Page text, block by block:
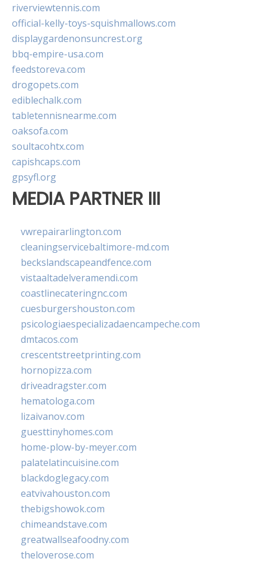
riverviewtennis.com
official-kelly-toys-squishmallows.com
displaygardenonsuncrest.org
bbq-empire-usa.com
feedstoreva.com
drogopets.com
ediblechalk.com
tabletennisnearme.com
oaksofa.com
soultacohtx.com
capishcaps.com
gpsyfl.org
MEDIA PARTNER III
vwrepairarlington.com
cleaningservicebaltimore-md.com
beckslandscapeandfence.com
vistaaltadelveramendi.com
coastlinecateringnc.com
cuesburgershouston.com
psicologiaespecializadaencampeche.com
dmtacos.com
crescentstreetprinting.com
hornopizza.com
driveadragster.com
hematologa.com
lizaivanov.com
guesttinyhomes.com
home-plow-by-meyer.com
palatelatincuisine.com
blackdoglegacy.com
eatvivahouston.com
thebigshowok.com
chimeandstave.com
greatwallseafoodny.com
theloverose.com